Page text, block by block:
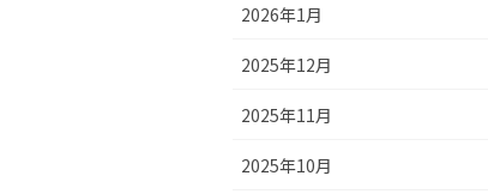
2026年1月
2025年12月
2025年11月
2025年10月